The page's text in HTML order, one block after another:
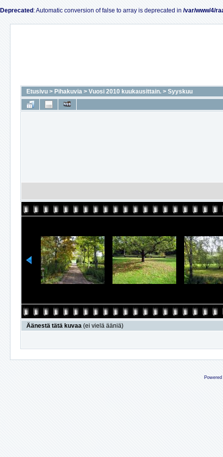
Deprecated : Automatic conversion of false to array is deprecated in /var/www/4/
Etusivu > Pihakuvia > Vuosi 2010 kuukausittain. > Syyskuu
Äänestä tätä kuvaa (ei vielä ääniä)